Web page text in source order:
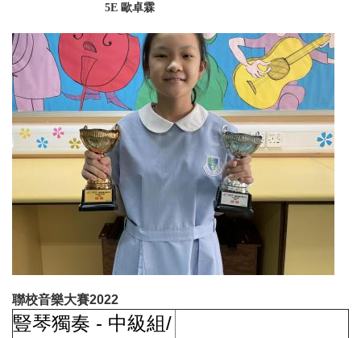
5E 歐卓霖
聯校音樂大賽2022
豎琴獨奏 - 中級組/